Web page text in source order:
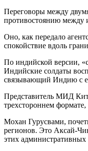
Переговоры между
противостоянию между
Оно, как передало
спокойствие вдоль
По индийской версии,
Индийские солдаты
связывающий Индию с
Представитель МИД
трехстороннем
Мохан Гурусвами,
регионов. Это Аксай-
этих